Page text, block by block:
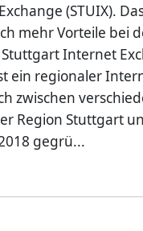
(STUIX).
mehr Vorteile bei
Internet
ein regionaler
zwischen
Region Stuttgart
gegrü...